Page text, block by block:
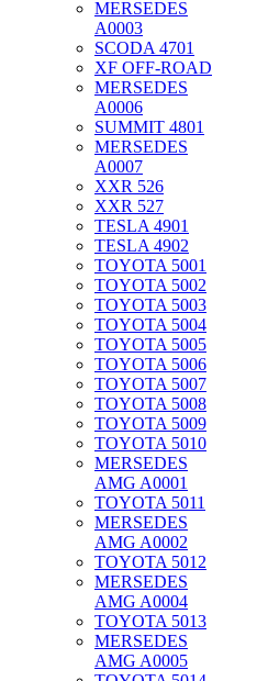
MERSEDES
A0003
SCODA 4701
XF OFF-ROAD
MERSEDES
A0006
SUMMIT 4801
MERSEDES
A0007
XXR 526
XXR 527
TESLA 4901
TESLA 4902
TOYOTA 5001
TOYOTA 5002
TOYOTA 5003
TOYOTA 5004
TOYOTA 5005
TOYOTA 5006
TOYOTA 5007
TOYOTA 5008
TOYOTA 5009
TOYOTA 5010
MERSEDES
AMG A0001
TOYOTA 5011
MERSEDES
AMG A0002
TOYOTA 5012
MERSEDES
AMG A0004
TOYOTA 5013
MERSEDES
AMG A0005